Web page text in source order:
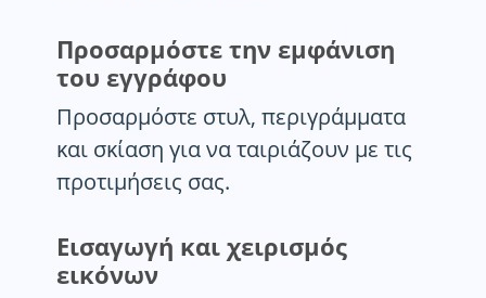
Προσαρμόστε την εμφάνιση
του εγγράφου
Προσαρμόστε στυλ, περιγράμματα
και σκίαση για να ταιριάζουν με τις
προτιμήσεις σας.
Εισαγωγή και χειρισμός
εικόνων